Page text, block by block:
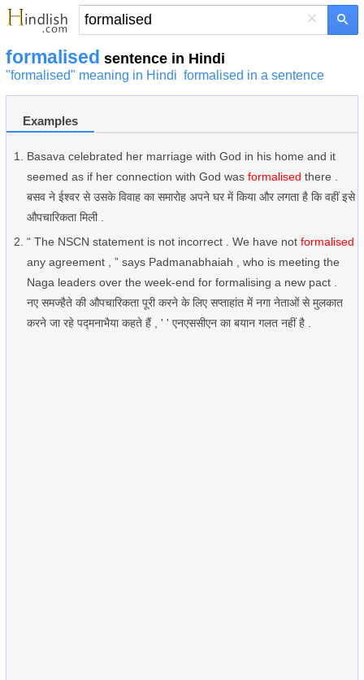
×
formalised sentence in Hindi
"formalised" meaning in Hindi formalised in a sentence
Examples
Basava celebrated her marriage with God in his home and it
seemed as if her connection with God was formalised there .
बसव ने ईश्वर से उसके विवाह का समारोह अपने घर में किया और लगता है कि वहीं इसे
औपचारिकता मिली .
“ The NSCN statement is not incorrect . We have not formalised
any agreement , ” says Padmanabhaiah , who is meeting the
Naga leaders over the week-end for formalising a new pact .
नए समज्हैते की औपचारिकता पूरी करने के लिए सप्ताहांत में नगा नेताओं से मुलकात
करने जा रहे पद्मनाभैया कहते हैं , ' ' एनएससीएन का बयान गलत नहीं है .